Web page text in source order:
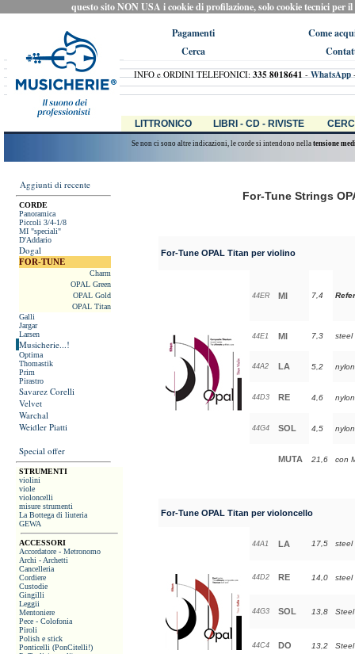
questo sito NON USA i cookie di profilazione, solo cookie tecnici
Pagamenti
Come
Cerca
INFO e ORDINI TELEFONICI:335 8018641-WhatsApp
LITTRONICO LIBRI - CD - RIVISTE
Se non ci sono altre indicazioni, le corde si intendono nella tensione
Aggiunti di recente
CORDE
Panoramica
Piccoli 3/4-1/8
MI "speciali"
D'Addario
Dogal
FOR-TUNE
Charm
OPAL Green
OPAL Gold
OPAL Titan
Galli
Jargar
Larsen
Musicherie...!
Optima
Thomastik
Prim
Pirastro
Savarez Corelli
Velvet
Warchal
Weidler Piatti
Special offer
STRUMENTI
violini
viole
violoncelli
misure strumenti
La Bottega di liuteria
GEWA
ACCESSORI
Accordatore - Metronomo
Archi - Archetti
Cancelleria
Cordiere
Custodie
Gingilli
Leggii
Mentoniere
Pece - Colofonia
Piroli
Polish e stick
Ponticelli (PonCitelli!)
For-Tune Strings
For-Tune OPAL Titan per violino
44ER MI 7,4
44E1 MI 7,3 steel
44A2 LA 5,2
44D3 RE 4,6
44G4 SOL 4,5
MUTA 21,6 con
For-Tune OPAL Titan per violoncello
44A1 LA 17,5 steel
44D2 RE 14,0 steel
44G3 SOL 13,8
44C4 DO 13,2